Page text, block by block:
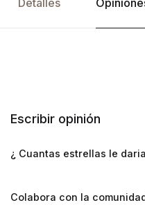
Detalles
Escribir opinión
¿ Cuantas estrellas le
Colabora con la